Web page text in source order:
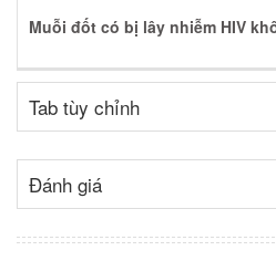
Muỗi đốt có bị lây nhiễm HIV
Tab tùy chỉnh
Đánh giá